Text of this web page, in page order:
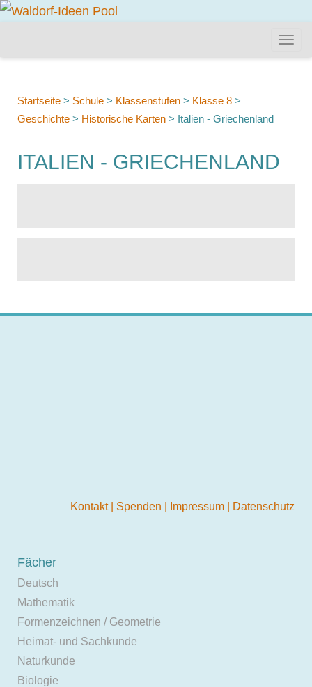
Startseite > Schule > Klassenstufen > Klasse 8 >
Geschichte > Historische Karten > Italien - Griechenland
ITALIEN - GRIECHENLAND
Kontakt Spenden Impressum Datenschutz
Fächer
Deutsch
Mathematik
Formenzeichnen / Geometrie
Heimat- und Sachkunde
Naturkunde
Biologie